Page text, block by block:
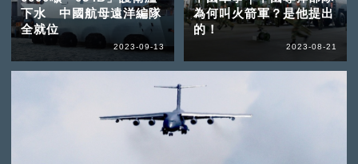
下水 中國航母遠洋編隊
全就位
2023-09-13
為何叫火箭軍？是他提出
的！
2023-08-21